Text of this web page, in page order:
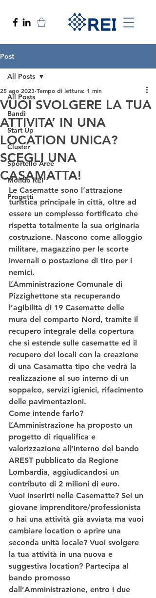
Post
All Posts
Bandi
Start Up
Cluster
Sportello Aree
Mondo REI
Progetti
All Posts
VUOI SVOLGERE LA TUA
ATTIVITA’ IN UNA
LOCATION UNICA?
SCEGLI UNA
CASAMATTA!​
25 ago 2023 Tempo di lettura: 1 min
Le Casematte sono l’attrazione
turistica principale in città, oltre ad
essere un complesso fortificato che
rispetta totalmente la sua originaria
costruzione. Nascono come alloggio
militare, magazzino per le scorte
invernali o postazione di tiro per i
nemici.​
L’Amministrazione Comunale di
Pizzighettone sta recuperando
l’agibilità di 19 Casematte delle
mura del comparto Nord, tramite il
recupero integrale della copertura
che si estende sulle casematte ed il
recupero dei locali con la creazione
di una Casamatta tipo che vedrà la
realizzazione al suo interno di un
soppalco, servizi igienici, rifacimento
delle pavimentazioni.​
Come intende farlo?
L’Amministrazione ha proposto un
progetto di riqualifica e
valorizzazione all’interno del bando
AREST pubblicato da Regione
Lombardia, aggiudicandosi un
contributo di 2 milioni di euro.​
Vuoi inserirti nelle Casematte? Sei un
giovane imprenditore/professionista
o hai una attività già avviata ma vuoi
cambiare location o aprire una
seconda unità locale? Vuoi svolgere
la tua attività in una nuova e
suggestiva location? Partecipa al
bando promosso
dall’Amministrazione, entro i due